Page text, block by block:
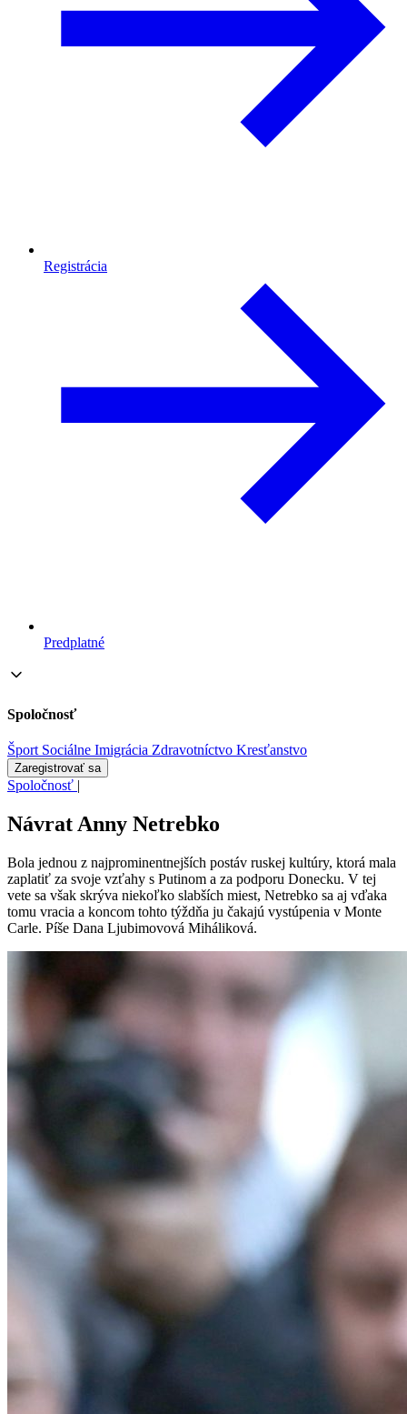
Registrácia
Predplatné
Spoločnosť
Šport Sociálne Imigrácia Zdravotníctvo Kresťanstvo
Zaregistrovať sa
Spoločnosť |
Návrat Anny Netrebko
Bola jednou z najprominentnejších postáv ruskej kultúry, ktorá mala
zaplatiť za svoje vzťahy s Putinom a za podporu Donecku. V tej
vete sa však skrýva niekoľko slabších miest, Netrebko sa aj vďaka
tomu vracia a koncom tohto týždňa ju čakajú vystúpenia v Monte
Carle. Píše Dana Ljubimovová Miháliková.